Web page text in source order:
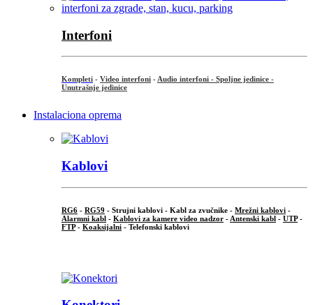
Interfoni
Kompleti - Video interfoni - Audio interfoni - Spoljne jedinice -
Unutrašnje jedinice
Instalaciona oprema
Kablovi
RG6 - RG59 - Strujni kablovi - Kabl za zvučnike - Mrežni kablovi -
Alarmni kabl - Kablovi za kamere video nadzor - Antenski kabl - UTP-
FTP- Koaksijalni - Telefonski kablovi